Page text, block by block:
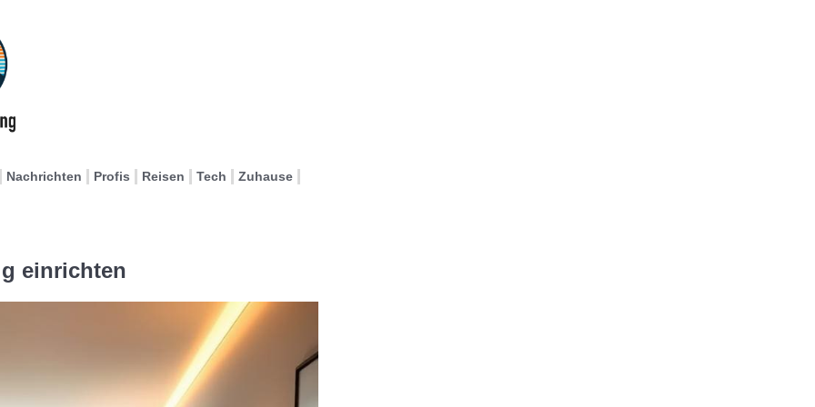
Nachrichten Profis Reisen Tech Zuhause
einrichten